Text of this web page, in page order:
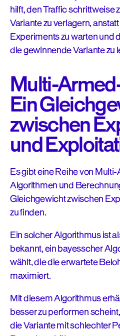
hilft, den Traffic
Variante zu verlagern,
Experiments zu warten und
die gewinnende Variante zu
Multi-
Ein
zwischen
und
Es gibt eine Reihe von
Algorithmen und
Gleichgewicht zwischen
zu finden.
Ein solcher Algorithmus ist
bekannt, ein bayesscher
wählt, die die erwartete
maximiert.
Mit diesem Algorithmus
besser zu performen
die Variante mit schlechter